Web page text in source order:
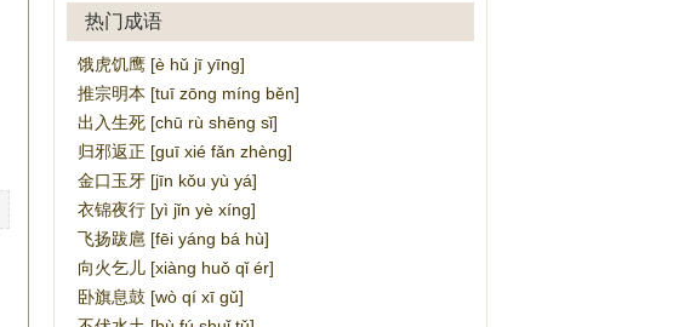
热门成语
饿虎饥鹰 [è hǔ jī yīng]
推宗明本 [tuī zōng míng běn]
出入生死 [chū rù shēng sǐ]
归邪返正 [guī xié fǎn zhèng]
金口玉牙 [jīn kǒu yù yá]
衣锦夜行 [yì jǐn yè xíng]
飞扬跋扈 [fēi yáng bá hù]
向火乞儿 [xiàng huǒ qǐ ér]
卧旗息鼓 [wò qí xī gǔ]